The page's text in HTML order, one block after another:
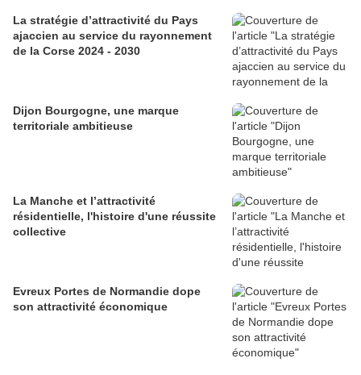
La stratégie d’attractivité du Pays
ajaccien au service du rayonnement
de la Corse 2024 - 2030
Dijon Bourgogne, une marque
territoriale ambitieuse
La Manche et l’attractivité
résidentielle, l'histoire d'une réussite
collective
Evreux Portes de Normandie dope
son attractivité économique